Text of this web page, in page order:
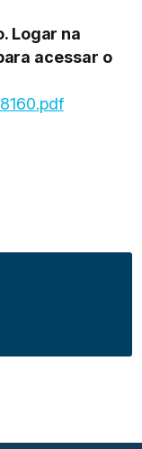
Logar na
acessar o